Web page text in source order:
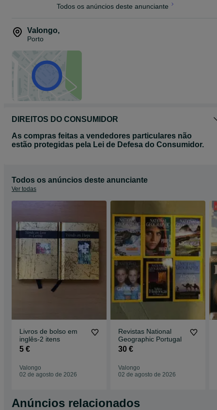
Todos os anúncios deste anunciante
Valongo,
Porto
DIREITOS DO CONSUMIDOR
As compras feitas a vendedores particulares não
estão protegidas pela Lei de Defesa do Consumidor.
Todos os anúncios deste anunciante
Ver todas
Livros de bolso em
inglês-2 itens
5 €
Valongo
02 de agosto de 2026
Revistas National
Geographic Portugal
30 €
Valongo
02 de agosto de 2026
Anúncios relacionados